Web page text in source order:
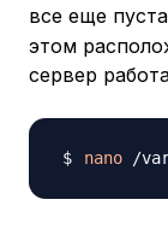
все еще
этом
сервер
nano /